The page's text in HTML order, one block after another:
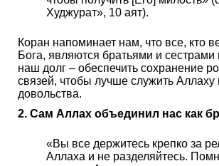
Худжурат», 10 аят).
Коран напоминает нам, что все, кто
Бога, являются братьями и сестрами
наш долг – обеспечить сохранение
связей, чтобы лучше служить Аллаху
довольства.
2. Сам Аллах объединил нас как
«Вы все держитесь крепко за
Аллаха и не разделяйтесь.